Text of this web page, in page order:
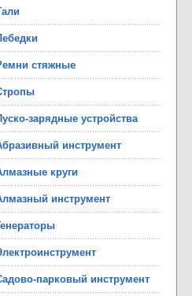
стяжные
зарядные устройства
инструмент
круги
инструмент
парковый инструмент